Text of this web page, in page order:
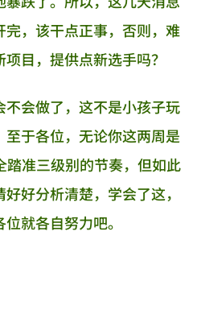
，该干点正事，否则，难
目，提供点新选手吗？
会做了，这不是小孩子玩
于各位，无论你这两周是
准三级别的节奏，但如此
好分析清楚，学会了这，
就各自努力吧。